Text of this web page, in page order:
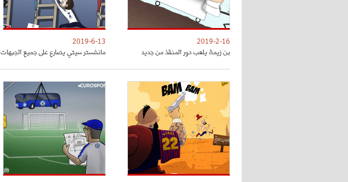
2019-2-16
بن زيمة يلعب دور المنقذ من جديد
2019-6-13
مانشستر سيتي يصارع على جميع الجبهات